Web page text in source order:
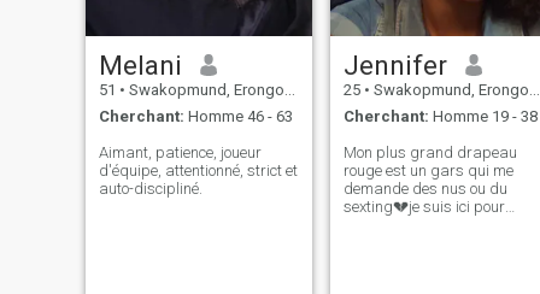
Melani
51 • Swakopmund, Erongo, Namibie
Cherchant: Homme 46 - 63
Aimant, patience, joueur
d'équipe, attentionné, strict et
auto-discipliné.
Jennifer
25 • Swakopmund, Erongo, Namibie
Cherchant: Homme 19 - 38
Mon plus grand drapeau
rouge est un gars qui me
demande des nus ou du
sexting💔je suis ici pour